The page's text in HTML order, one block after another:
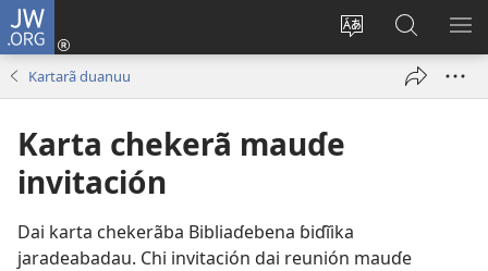
JW.ORG
Cambiar
del sitio
Eɗaa
wãyu
ventana)
JW.ORG
Jurudai
Kartarã duanuu
Karta chekerã mauɗe
invitación
Dai karta chekerãba Bibliaɗebena ɓiɗĩika
jaradeabadau. Chi invitación dai reunión mauɗe